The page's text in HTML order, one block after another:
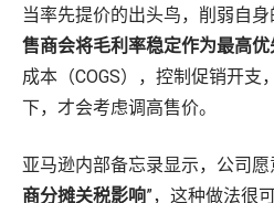
当率先提价的出头鸟，削弱自身
售商会将毛利率稳定作为最高优
成本（COGS），控制促销开支
下，才会考虑调高售价。
亚马逊内部备忘录显示，公司愿
商分摊关税影响”，这种做法很